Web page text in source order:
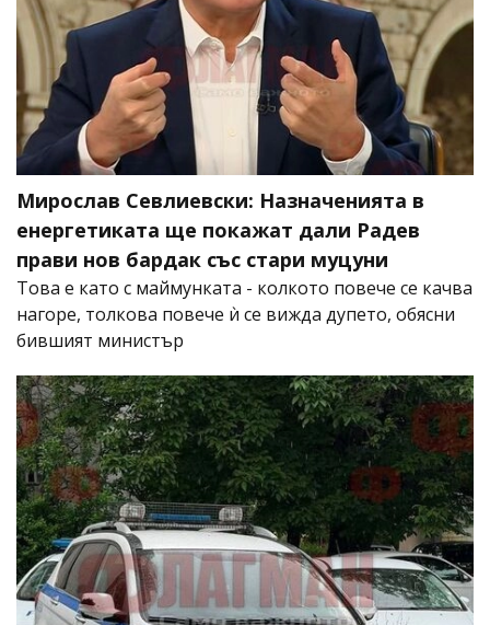
Мирослав Севлиевски: Назначенията в
енергетиката ще покажат дали Радев
прави нов бардак със стари муцуни
Това е като с маймунката - колкото повече се качва
нагоре, толкова повече ѝ се вижда дупето, обясни
бившият министър